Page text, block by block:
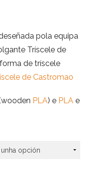
pola equipa
Tríscele de
de tríscele
de Castromao
PLA) e PLAe